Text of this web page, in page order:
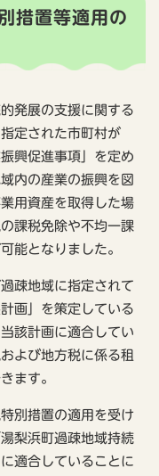
措置等適用の
発展の支援に関する
定された市町村が
興促進事項」を定め
内の産業の振興を図
用資産を取得した場
課税免除や不均一課
能となりました。
疎地域に指定されて
画」を策定している
該計画に適合してい
よび地方税に係る租
ます。
別措置の適用を受け
梨浜町過疎地域持続
適合していることに